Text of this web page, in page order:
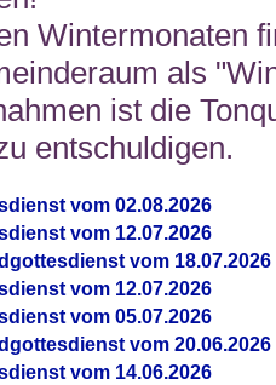
Wintermonaten
als
ist die
entschuldigen.
vom 02.08.2026
vom 12.07.2026
vom 18.07.2026
vom 12.07.2026
vom 05.07.2026
vom 20.06.2026
vom 14.06.2026